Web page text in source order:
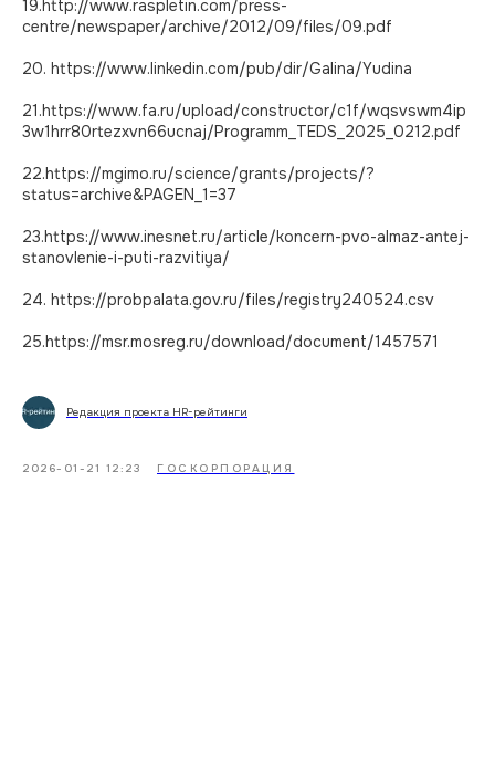
19.http://www.raspletin.com/press-
centre/newspaper/archive/2012/09/files/09.pdf
20. https://www.linkedin.com/pub/dir/Galina/Yudina
21.https://www.fa.ru/upload/constructor/c1f/wqsvswm4ip
3w1hrr80rtezxvn66ucnaj/Programm_TEDS_2025_0212.pdf
22.https://mgimo.ru/science/grants/projects/?
status=archive&PAGEN_1=37
23.https://www.inesnet.ru/article/koncern-pvo-almaz-antej-
stanovlenie-i-puti-razvitiya/
24. https://probpalata.gov.ru/files/registry240524.csv
25.https://msr.mosreg.ru/download/document/1457571
Редакция проекта HR-рейтинги
2026-01-21 12:23 ГОСКОРПОРАЦИЯ